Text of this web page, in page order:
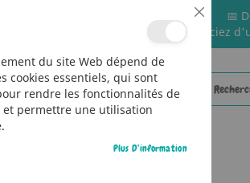
📅
🚚 Bénéficiez
Cookie
Bar
du site Web dépend de
cookies essentiels, qui sont
rendre les fonctionnalités de
et permettre une utilisation
Plus D’information